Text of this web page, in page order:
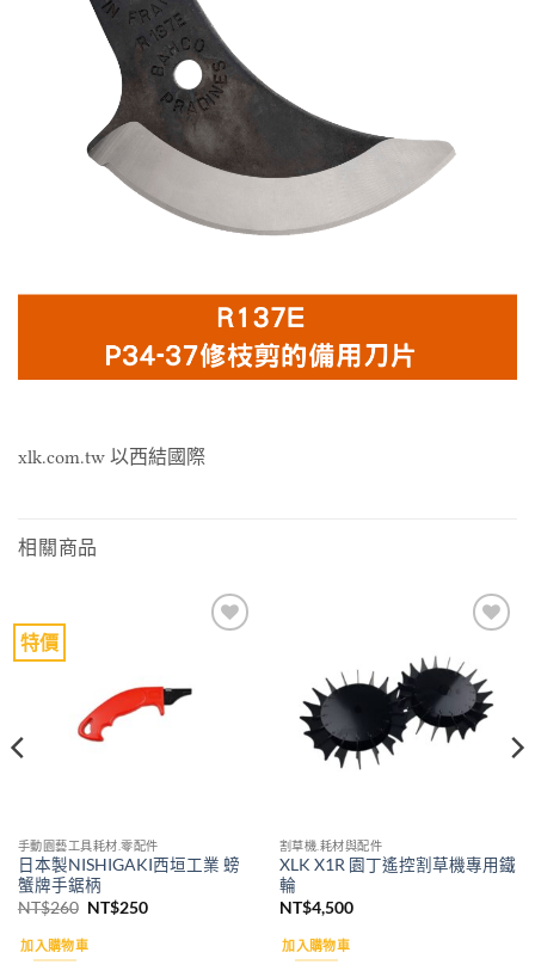
xlk.com.tw 以西結國際
相關商品
特價
手動園藝工具耗材.零配件
日本製NISHIGAKI西垣工業 螃
蟹牌手鋸柄
NT$260 原
價
格：
NT$250目
加入購物車
wishlist
割草機.耗材與配件
XLK X1R 園丁遙控割草機專用鐵
輪
NT$4,500
加入購物車